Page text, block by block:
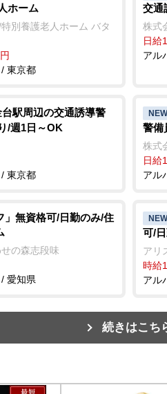
ホーム
別養護老人ホーム バタ
東京都
交通
株式
日給
アル
台駅周辺の交通誘導警
/週1日～OK
東京都
NEW
警備
株式
日給
アル
」無資格可/日勤のみ/住
の森志段味
愛知県
NEW
可/
アリ
時給
アル
続きはこち